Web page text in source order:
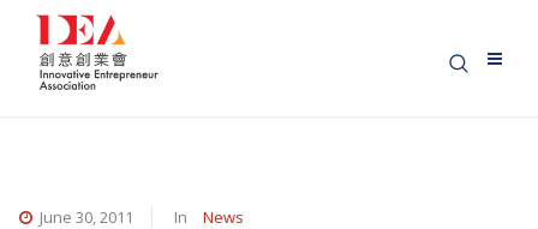
June 30, 2011 In News